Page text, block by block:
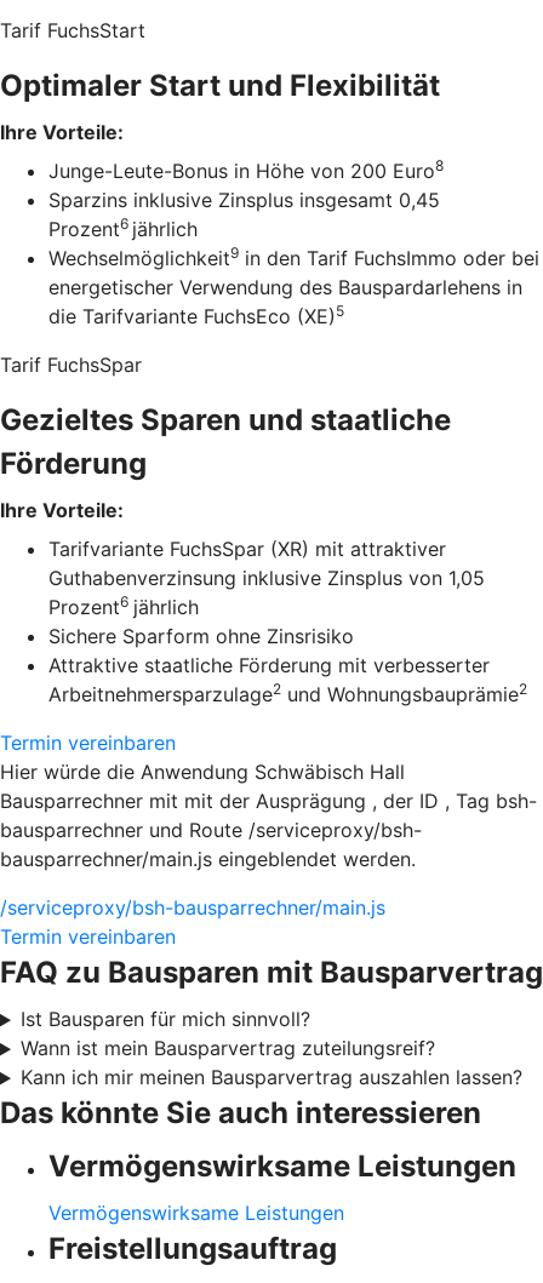
Tarif FuchsStart
Optimaler Start und Flexibilität
Ihre Vorteile:
Junge-Leute-Bonus in Höhe von 200 Euro8
Sparzins inklusive Zinsplus insgesamt 0,45
Prozent6 jährlich
Wechselmöglichkeit9 in den Tarif FuchsImmo oder bei
energetischer Verwendung des Bauspardarlehens in
die Tarifvariante FuchsEco (XE) 5
Tarif FuchsSpar
Gezieltes Sparen und staatliche
Förderung
Ihre Vorteile:
Tarifvariante FuchsSpar (XR) mit attraktiver
Guthabenverzinsung inklusive Zinsplus von 1,05
Prozent6 jährlich
Sichere Sparform ohne Zinsrisiko
Attraktive staatliche Förderung mit verbesserter
Arbeitnehmersparzulage2 und Wohnungsbauprämie2
Termin vereinbaren
Hier würde die Anwendung Schwäbisch Hall
Bausparrechner mit mit der Ausprägung , der ID , Tag bsh-
bausparrechner und Route /serviceproxy/bsh-
bausparrechner/main.js eingeblendet werden.
/serviceproxy/bsh-bausparrechner/main.js
Termin vereinbaren
FAQ zu Bausparen mit Bausparvertrag
Ist Bausparen für mich sinnvoll?
Wann ist mein Bausparvertrag zuteilungsreif?
Kann ich mir meinen Bausparvertrag auszahlen lassen?
Das könnte Sie auch interessieren
Vermögenswirksame Leistungen
Vermögenswirksame Leistungen
Freistellungsauftrag